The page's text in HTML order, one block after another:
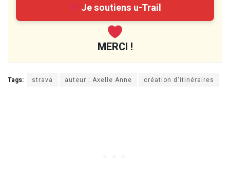
Je soutiens u-Trail
MERCI !
Tags: strava auteur : Axelle Anne création d'itinéraires